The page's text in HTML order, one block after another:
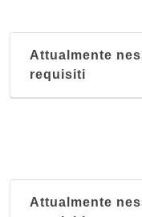
Attualmente
requisiti
Attualmente